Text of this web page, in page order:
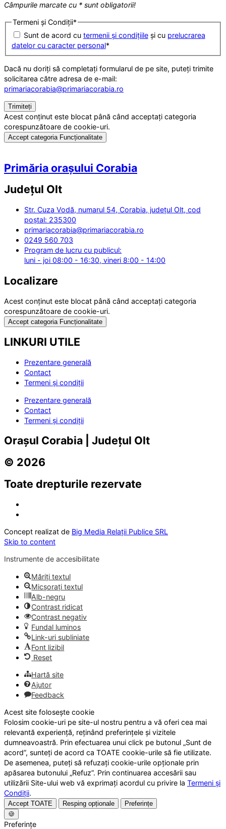
Câmpurile marcate cu * sunt obligatorii!
Termeni și Condiții*
Sunt de acord cu termenii și condițiileși cu prelucrarea
datelor cu caracter personal*
Dacă nu doriți să completați formularul de pe site, puteți trimite
solicitarea către adresa de e-mail:
primariacorabia@primariacorabia.ro
Acest conținut este blocat până când acceptați categoria
corespunzătoare de cookie-uri.
Accept categoria Funcționalitate
Primăria orașului Corabia
Județul Olt
Str. Cuza Vodă, numarul 54, Corabia, județul Olt, cod
poștal: 235300
primariacorabia@primariacorabia.ro
0249 560 703
Program de lucru cu publicul:
luni - joi 08:00 - 16:30, vineri 8:00 - 14:00
Localizare
Acest conținut este blocat până când acceptați categoria
corespunzătoare de cookie-uri.
Accept categoria Funcționalitate
LINKURI UTILE
Prezentare generală
Contact
Termeni și condiții
Prezentare generală
Contact
Termeni și condiții
Orașul Corabia | Județul Olt
© 2026
Toate drepturile rezervate
Concept realizat de Big Media Relații Publice SRL
Skip to content
Instrumente de accesibilitate
Măriți textul
Micșorați textul
Alb-negru
Contrast ridicat
Contrast negativ
Fundal luminos
Link-uri subliniate
Font lizibil
Reset
Hartă site
Ajutor
Feedback
Acest site folosește cookie
Folosim cookie-uri pe site-ul nostru pentru a vă oferi cea mai
relevantă experiență, reținând preferințele și vizitele
dumneavoastră. Prin efectuarea unui click pe butonul „Sunt de
acord”, sunteți de acord ca TOATE cookie-urile să fie utilizate.
De asemenea, puteți să refuzați cookie-urile opționale prin
apăsarea butonului „Refuz”. Prin continuarea accesării sau
utilizării Site-ului web vă exprimați acordul cu privire la Termeni și
Condiții.
Accept TOATE Resping opționale
Preferințe
🍪
Preferințe